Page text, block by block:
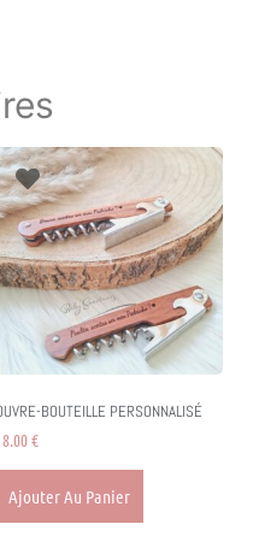
BOUTEILLE PERSONNALISÉ
€
Ajouter Au Panier